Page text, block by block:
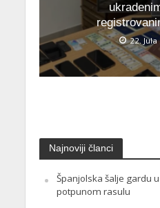
22. Jula
Najnoviji članci
Španjolska šalje gardu
potpunom rasulu